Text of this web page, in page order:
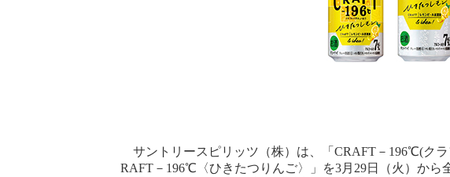
サントリースピリッツ（株）は、「CRAFT－196℃(ク
RAFT－196℃〈ひきたつりんご〉」を3月29日（火）から